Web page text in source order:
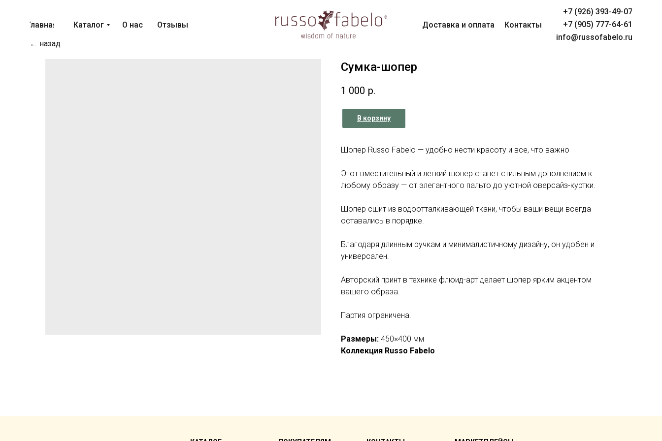
Каталог О нас Отзывы Доставка и оплата Контакты
+7 (926) 393-49-07
+7 (905) 777-64-61
info@russofabelo.ru
Главная
← назад
Сумка-шопер
1 000 р.
В корзину
Шопер Russo Fabelo — удобно нести красоту и все, что важно
Этот вместительный и легкий шопер станет стильным дополнением к
любому образу — от элегантного пальто до уютной оверсайз-куртки.
Шопер сшит из водоотталкивающей ткани, чтобы ваши вещи всегда
оставались в порядке.
Благодаря длинным ручкам и минималистичному дизайну, он удобен и
универсален.
Авторский принт в технике флюид-арт делает шопер ярким акцентом
вашего образа.
Партия ограничена.
Размеры: 450×400 мм
Коллекция Russo Fabelo